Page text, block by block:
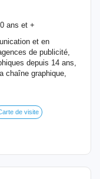
ans et +
et en
de publicité,
depuis 14 ans,
chaîne graphique,
de visite